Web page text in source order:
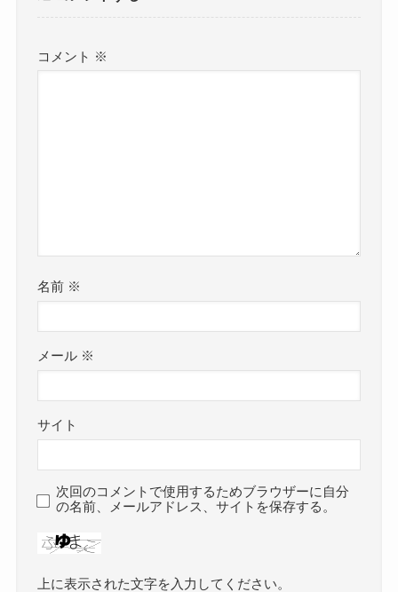
コメント ※
名前 ※
メール ※
サイト
次回のコメントで使用するためブラウザーに自分
の名前、メールアドレス、サイトを保存する。
上に表示された文字を入力してください。